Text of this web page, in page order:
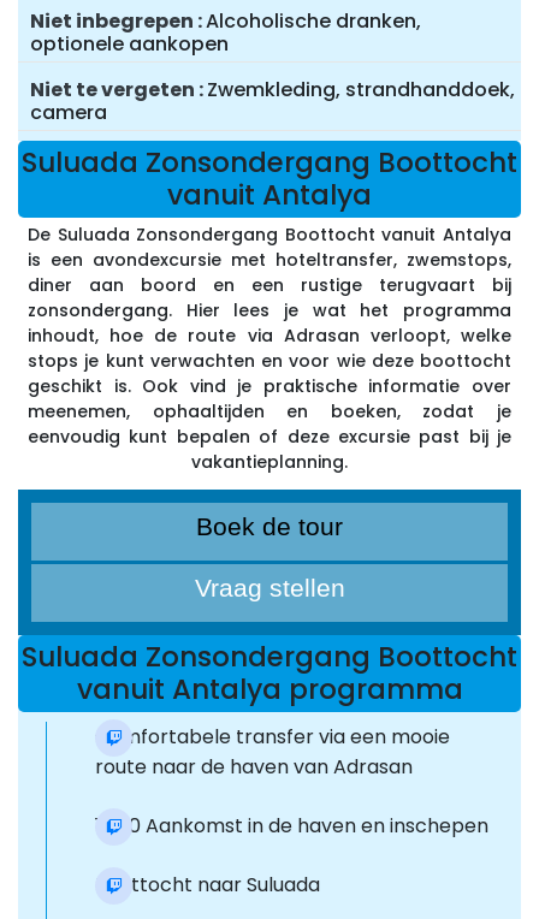
Niet inbegrepen Alcoholische dranken,
optionele aankopen
Niet te vergeten Zwemkleding, strandhanddoek,
camera
Suluada Zonsondergang Boottocht
vanuit Antalya
De Suluada Zonsondergang Boottocht vanuit Antalya
is een avondexcursie met hoteltransfer, zwemstops,
diner aan boord en een rustige terugvaart bij
zonsondergang. Hier lees je wat het programma
inhoudt, hoe de route via Adrasan verloopt, welke
stops je kunt verwachten en voor wie deze boottocht
geschikt is. Ook vind je praktische informatie over
meenemen, ophaaltijden en boeken, zodat je
eenvoudig kunt bepalen of deze excursie past bij je
vakantieplanning.
Boek de tour
Vraag stellen
Suluada Zonsondergang Boottocht
vanuit Antalya programma
Comfortabele transfer via een mooie
route naar de haven van Adrasan
16:00 Aankomst in de haven en inschepen
Boottocht naar Suluada